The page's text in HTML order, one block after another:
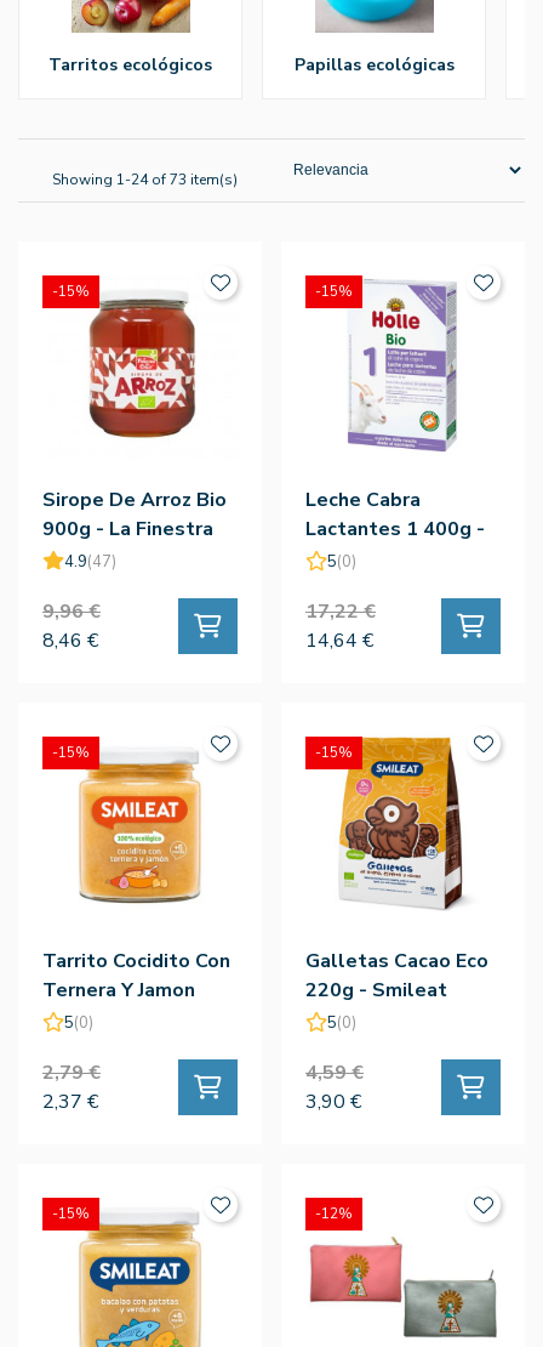
tarritos ecológicos papillas ecológicas
Showing 1-24 of 73 item(s)
Sirope De Arroz Bio
900g - La Finestra
Sul Cielo
4.9(47)
9,96 €
8,46 €
-15%
Leche Cabra
Lactantes 1 400g -
Holle
5(0)
17,22 €
14,64 €
-15%
Tarrito Cocidito Con
Ternera Y Jamon
230G - Smileat
5(0)
2,79 €
2,37 €
-15%
Galletas Cacao Eco
220g - Smileat
5(0)
4,59 €
3,90 €
-15%
-15% -12%